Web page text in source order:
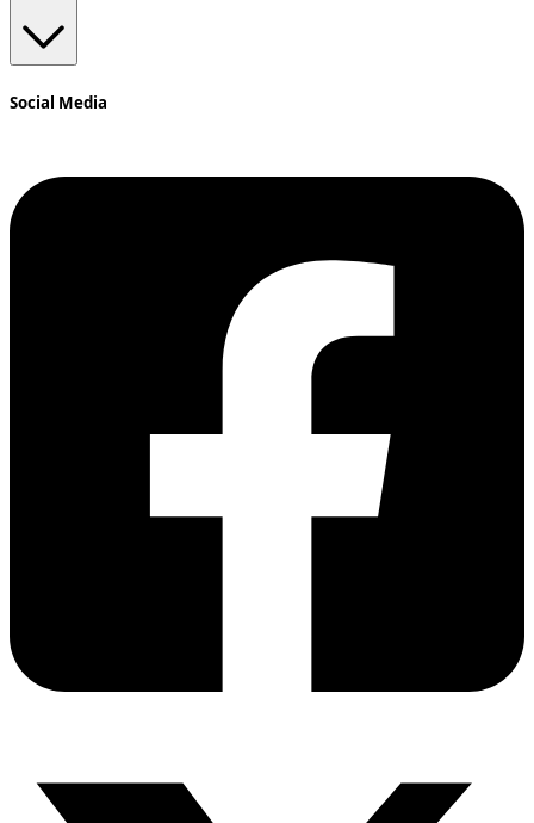
Social Media